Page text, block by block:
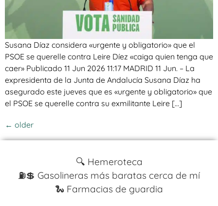
Susana Díaz considera «urgente y obligatorio» que el
PSOE se querelle contra Leire Díez «caiga quien tenga que
caer» Publicado 11 Jun 2026 11:17 MADRID 11 Jun. – La
expresidenta de la Junta de Andalucía Susana Díaz ha
asegurado este jueves que es «urgente y obligatorio» que
el PSOE se querelle contra su exmilitante Leire […]
← older
🔍 Hemeroteca
⛽️💲 Gasolineras más baratas cerca de mí
🐍 Farmacias de guardia